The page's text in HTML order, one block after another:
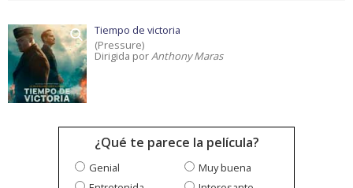
Tiempo de victoria
(Pressure)
Dirigida porAnthony Maras
¿Qué te parece la película?
Genial
Muy buena